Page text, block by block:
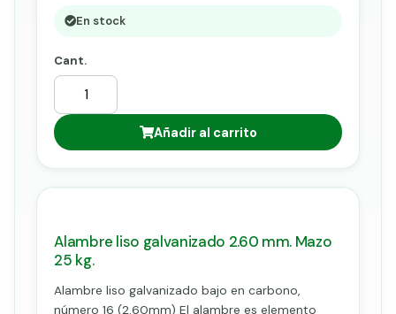
solidez y consistencia a nuestras instalaciones.
En stock
Cant.
Añadir al carrito
Alambre liso galvanizado 2.60 mm. Mazo
25 kg.
Alambre liso galvanizado bajo en carbono,
número 16 (2.60mm) El alambre es elemento